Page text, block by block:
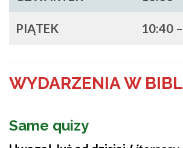
PIĄTEK 10:40
WYDARZENIA W
Same quizy